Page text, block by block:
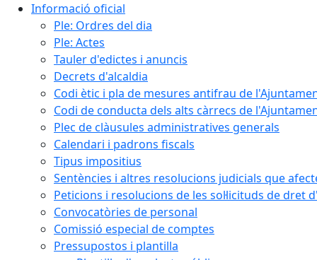
Informació oficial
Ple: Ordres del dia
Ple: Actes
Tauler d'edictes i anuncis
Decrets d'alcaldia
Codi ètic i pla de mesures antifrau de
Codi de conducta dels alts càrrecs de
Plec de clàusules administratives generals
Calendari i padrons fiscals
Tipus impositius
Sentències i altres resolucions judicials que
Peticions i resolucions de les sol·licituds de dret
Convocatòries de personal
Comissió especial de comptes
Pressupostos i plantilla